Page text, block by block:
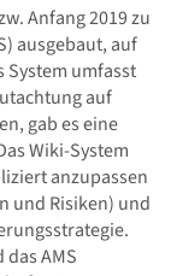
Anfang 2019 zu
ausgebaut, auf
System umfasst
auf
gab es eine
Wiki-System
anzupassen
und Risiken) und
AMS